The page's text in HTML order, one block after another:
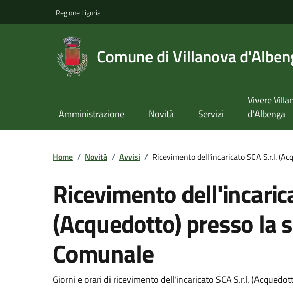
Regione Liguria
Comune di Villanova
Amministrazione Novità Servizi
Vivere
d'Albenga
Home / Novità / Avvisi / Ricevimento dell'incaricato SCA S.r.l.
Ricevimento
(Acquedotto) presso la
Comunale
Giorni e orari di ricevimento dell'incaricato SCA S.r.l.